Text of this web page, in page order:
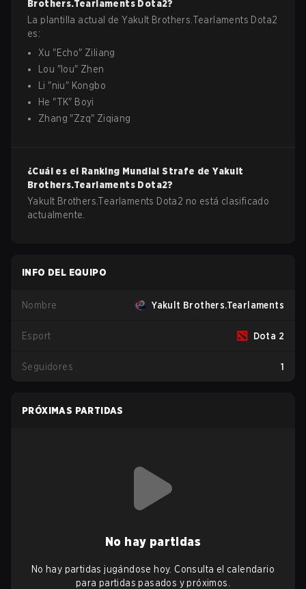
Brothers.Tearlaments Dota2?
La plantilla actual deYakult Brothers.Tearlaments Dota2
es:
Xu "Echo" Ziliang
Lou " lou" Zhen
Li "niu" Kongbo
He "TK" Boyi
Zhang "Zzq" Ziqiang
¿Cuál es el Ranking Mundial Strafe deYakult
Brothers.Tearlaments Dota2?
Yakult Brothers.Tearlaments Dota2 no está clasificado
actualmente.
INFO DEL EQUIPO
Nombre Yakult Brothers.Tearlaments
Esport Dota 2
Seguidores 1
PRÓXIMAS PARTIDAS
No hay partidas
No hay partidas jugándose hoy. Consulta el calendario
para partidas pasados y próximos.